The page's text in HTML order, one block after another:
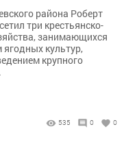
района Роберт
три крестьянско-
занимающихся
культур,
крупного
535 0 0